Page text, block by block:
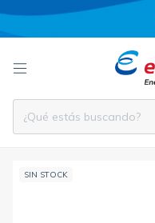
12
SIN STOCK